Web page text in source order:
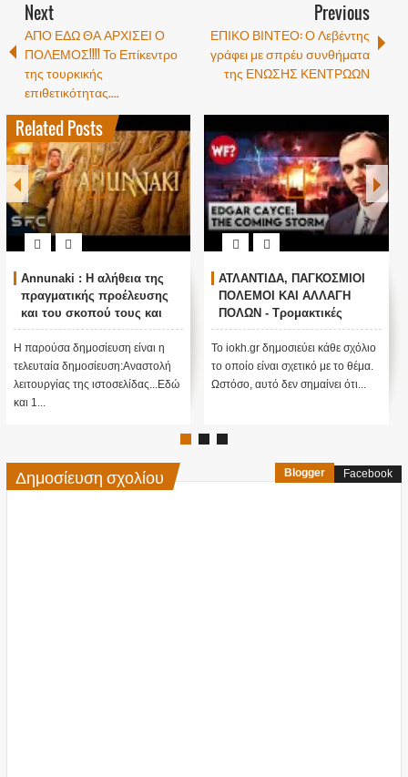
Next
ΑΠΟ ΕΔΩ ΘΑ ΑΡΧΙΣΕΙ Ο
ΠΟΛΕΜΟΣ!!!! Το Επίκεντρο
της τουρκικής
επιθετικότητας....
Previous
ΕΠΙΚΟ ΒΙΝΤΕΟ: Ο Λεβέντης
γράφει με σπρέυ συνθήματα
της ΕΝΩΣΗΣ ΚΕΝΤΡΩΩΝ
Related Posts
Annunaki : Η αλήθεια της
πραγματικής προέλευσης
και του σκοπού τους και
αναστολή λειτουργίας μας
....
Η παρούσα δημοσίευση είναι η
τελευταία δημοσίευση:Αναστολή
λειτουργίας της ιστοσελίδας...Εδώ
και 1...
ΑΤΛΑΝΤΙΔΑ, ΠΑΓΚΟΣΜΙΟΙ
ΠΟΛΕΜΟΙ ΚΑΙ ΑΛΛΑΓΗ
ΠΟΛΩΝ - Τρομακτικές
προβλέψεις του Edgar
Cayce (Video)
Το iokh.gr δημοσιεύει κάθε σχόλιο
το οποίο είναι σχετικό με το θέμα.
Ωστόσο, αυτό δεν σημαίνει ότι...
Δημοσίευση σχολίου Blogger Facebook